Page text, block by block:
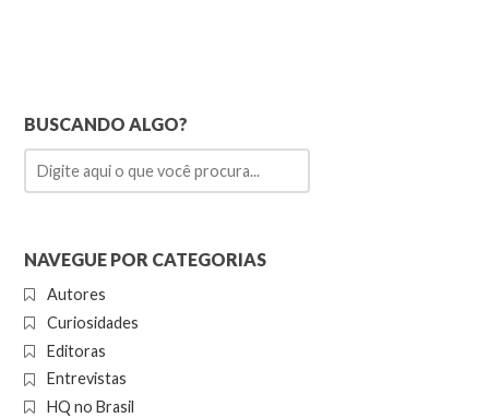
BUSCANDO ALGO?
NAVEGUE POR CATEGORIAS
Autores
Curiosidades
Editoras
Entrevistas
HQ no Brasil